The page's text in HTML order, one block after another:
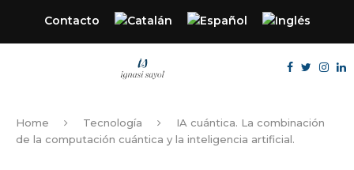
Contacto
Home Tecnología
IA cuántica. La combinación
de la computación cuántica y la inteligencia artificial.